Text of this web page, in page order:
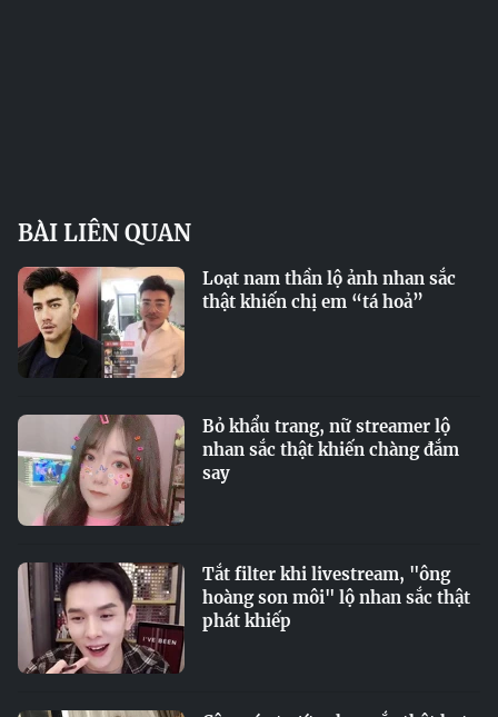
BÀI LIÊN QUAN
Loạt nam thần lộ ảnh nhan sắc
thật khiến chị em “tá hoả”
Bỏ khẩu trang, nữ streamer lộ
nhan sắc thật khiến chàng đắm
say
Tắt filter khi livestream, "ông
hoàng son môi" lộ nhan sắc thật
phát khiếp